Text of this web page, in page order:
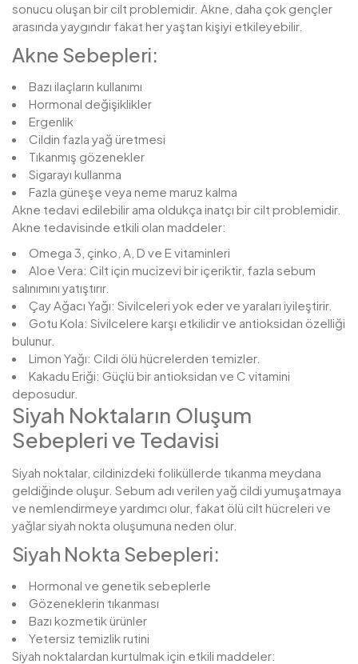
sonucu oluşan bir cilt problemidir. Akne, daha çok gençler
arasında yaygındır fakat her yaştan kişiyi etkileyebilir.
Akne Sebepleri:
Bazı ilaçların kullanımı
Hormonal değişiklikler
Ergenlik
Cildin fazla yağ üretmesi
Tıkanmış gözenekler
Sigarayı kullanma
Fazla güneşe veya neme maruz kalma
Akne tedavi edilebilir ama oldukça inatçı bir cilt problemidir.
Akne tedavisinde etkili olan maddeler:
Omega 3, çinko, A, D ve E vitaminleri
Aloe Vera: Cilt için mucizevi bir içeriktir, fazla sebum
salınımını yatıştırır.
Çay Ağacı Yağı: Sivilceleri yok eder ve yaraları iyileştirir.
Gotu Kola: Sivilcelere karşı etkilidir ve antioksidan özelliği
bulunur.
Limon Yağı: Cildi ölü hücrelerden temizler.
Kakadu Eriği: Güçlü bir antioksidan ve C vitamini
deposudur.
Siyah Noktaların Oluşum
Sebepleri ve Tedavisi
Siyah noktalar, cildinizdeki foliküllerde tıkanma meydana
geldiğinde oluşur. Sebum adı verilen yağ cildi yumuşatmaya
ve nemlendirmeye yardımcı olur, fakat ölü cilt hücreleri ve
yağlar siyah nokta oluşumuna neden olur.
Siyah Nokta Sebepleri:
Hormonal ve genetik sebeplerle
Gözeneklerin tıkanması
Bazı kozmetik ürünler
Yetersiz temizlik rutini
Siyah noktalardan kurtulmak için etkili maddeler: